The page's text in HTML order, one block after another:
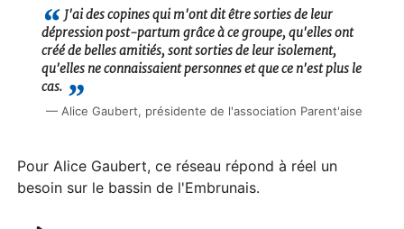
a
y
J'ai des copines qui m'ont dit être sorties de leur
dépression post-partum grâce à ce groupe, qu'elles ont
créé de belles amitiés, sont sorties de leur isolement,
qu'elles ne connaissaient personnes et que ce n'est plus le
cas.
Alice Gaubert, présidente de l'association Parent'aise
Pour Alice Gaubert, ce réseau répond à réel un
besoin sur le bassin de l'Embrunais.